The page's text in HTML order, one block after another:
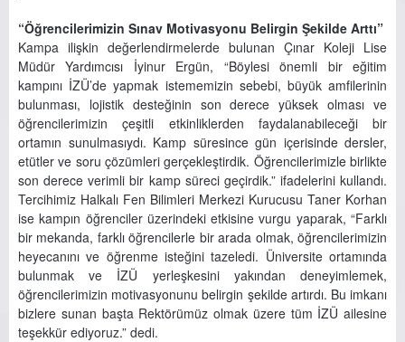
“Öğrencilerimizin Sınav Motivasyonu Belirgin Şekilde Arttı”
Kampa ilişkin değerlendirmelerde bulunan Çınar Koleji Lise
Müdür Yardımcısı İyinur Ergün, “Böylesi önemli bir eğitim
kampını İZÜ’de yapmak istememizin sebebi, büyük amfilerinin
bulunması, lojistik desteğinin son derece yüksek olması ve
öğrencilerimizin çeşitli etkinliklerden faydalanabileceği bir
ortamın sunulmasıydı. Kamp süresince gün içerisinde dersler,
etütler ve soru çözümleri gerçekleştirdik. Öğrencilerimizle birlikte
son derece verimli bir kamp süreci geçirdik.” ifadelerini kullandı.
Tercihimiz Halkalı Fen Bilimleri Merkezi Kurucusu Taner Korhan
ise kampın öğrenciler üzerindeki etkisine vurgu yaparak, “Farklı
bir mekanda, farklı öğrencilerle bir arada olmak, öğrencilerimizin
heyecanını ve öğrenme isteğini tazeledi. Üniversite ortamında
bulunmak ve İZÜ yerleşkesini yakından deneyimlemek,
öğrencilerimizin motivasyonunu belirgin şekilde artırdı. Bu imkanı
bizlere sunan başta Rektörümüz olmak üzere tüm İZÜ ailesine
teşekkür ediyoruz.” dedi.